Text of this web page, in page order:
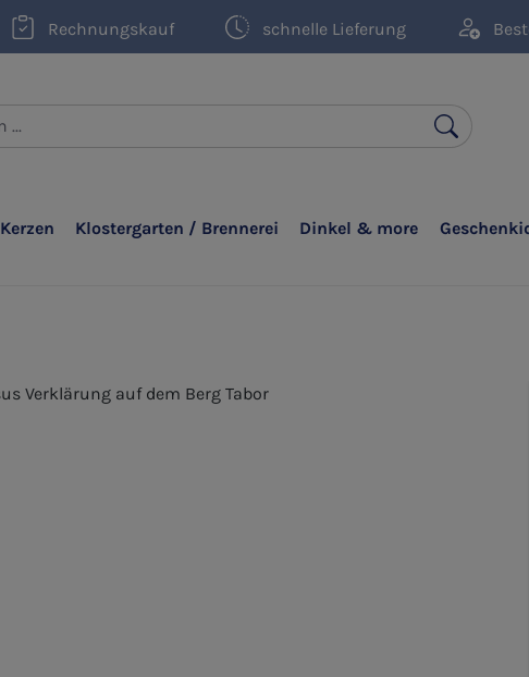
Rechnungskauf schnelle Lieferung
Kerzen Klostergarten / Brennerei Dinkel & more